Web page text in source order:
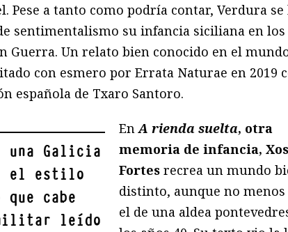
Pese a tanto como podría contar, Verdura
sentimentalismo su infancia siciliana en los
Guerra. Un relato bien conocido en el
con esmero por Errata Naturae en 2019
española de Txaro Santoro.
una Galicia
el estilo
cabe
leído
EnA rienda suelta, otra
memoria de infancia,
Fortes recrea un mundo
distinto, aunque no menos
el de una aldea